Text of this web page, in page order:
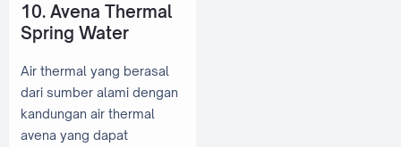
10. Avena Thermal
Spring Water
Air thermal yang berasal
dari sumber alami dengan
kandungan air thermal
avena yang dapat